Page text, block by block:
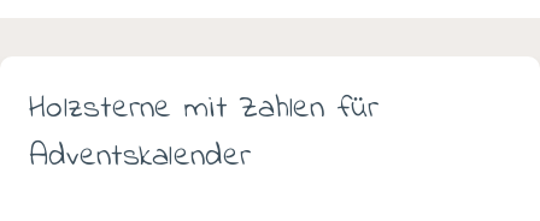
Holzsterne mit Zahlen für
Adventskalender